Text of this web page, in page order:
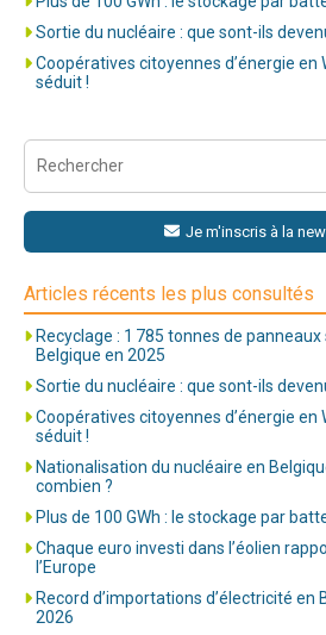
Sortie du nucléaire : que sont-ils
Coopératives citoyennes d’énergie en
séduit !
Je m'inscris à la
Articles récents les plus consultés
Recyclage : 1 785 tonnes de
Belgique en 2025
Sortie du nucléaire : que sont-ils
Coopératives citoyennes d’énergie en
séduit !
Nationalisation du nucléaire en
combien ?
Plus de 100 GWh : le stockage par
Chaque euro investi dans l’éolien
l’Europe
Record d’importations d’électricité en
2026